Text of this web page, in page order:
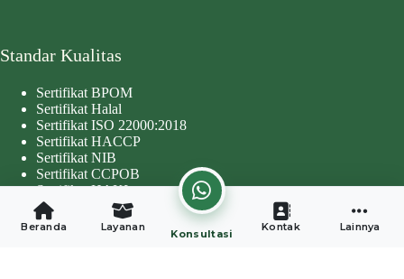
Standar Kualitas
Sertifikat BPOM
Sertifikat Halal
Sertifikat ISO 22000:2018
Sertifikat HACCP
Sertifikat NIB
Sertifikat CCPOB
Sertifikat HAKI
Copyright © 2026 - Developed by
Worthentik Digital
Beranda Layanan
Konsultasi
Kontak Lainnya